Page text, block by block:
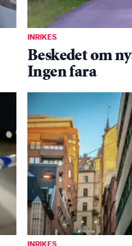
INRIKES
Beskedet om
Ingen fara
INRIKES